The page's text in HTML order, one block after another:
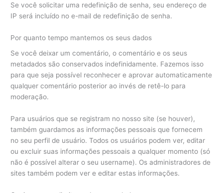
Se você solicitar uma redefinição de senha, seu endereço de
IP será incluído no e-mail de redefinição de senha.
Por quanto tempo mantemos os seus dados
Se você deixar um comentário, o comentário e os seus
metadados são conservados indefinidamente. Fazemos isso
para que seja possível reconhecer e aprovar automaticamente
qualquer comentário posterior ao invés de retê-lo para
moderação.
Para usuários que se registram no nosso site (se houver),
também guardamos as informações pessoais que fornecem
no seu perfil de usuário. Todos os usuários podem ver, editar
ou excluir suas informações pessoais a qualquer momento (só
não é possível alterar o seu username). Os administradores de
sites também podem ver e editar estas informações.